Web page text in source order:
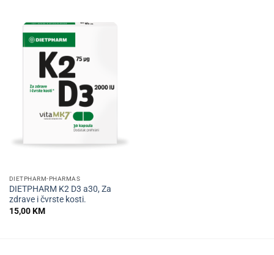
DIETPHARM-PHARMAS
DIETPHARM K2 D3 a30, Za
zdrave i čvrste kosti.
15,00KM